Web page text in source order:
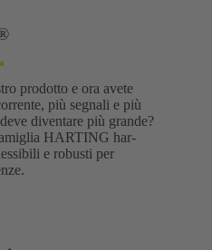
prodotto e ora avete
più segnali e più
diventare più grande?
HARTING har-
e robusti per